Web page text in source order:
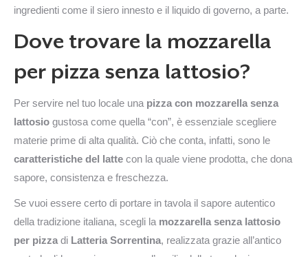
ingredienti come il siero innesto e il liquido di governo, a parte.
Dove trovare la mozzarella
per pizza senza lattosio?
Per servire nel tuo locale una pizza con mozzarella senza
lattosio gustosa come quella “con”, è essenziale scegliere
materie prime di alta qualità. Ciò che conta, infatti, sono le
caratteristiche del latte con la quale viene prodotta, che dona
sapore, consistenza e freschezza.
Se vuoi essere certo di portare in tavola il sapore autentico
della tradizione italiana, scegli la mozzarella senza lattosio
per pizza di Latteria Sorrentina, realizzata grazie all’antico